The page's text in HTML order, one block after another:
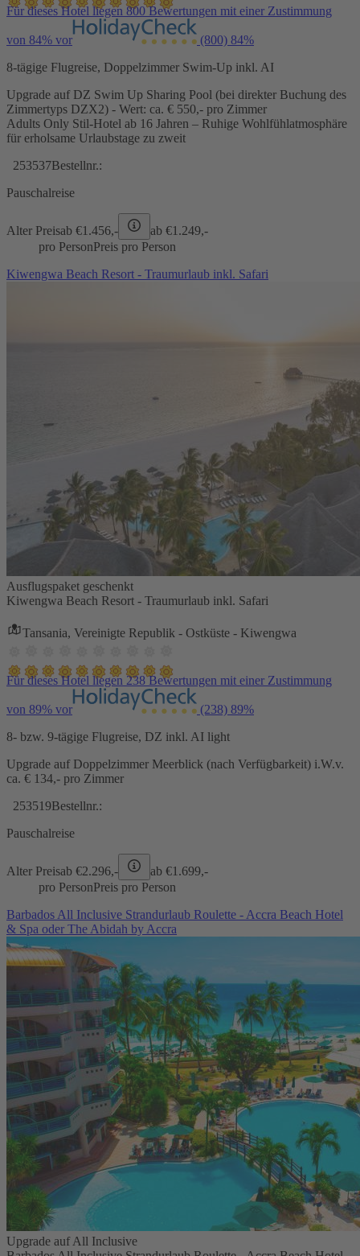
Für dieses Hotel liegen 800 Bewertungen mit einer Zustimmung
von 84% vor (800) 84%
8-tägige Flugreise, Doppelzimmer Swim-Up inkl. AI
Upgrade auf DZ Swim Up Sharing Pool (bei direkter Buchung des
Zimmertyps DZX2) - Wert: ca. € 550,- pro Zimmer
Adults Only Stil-Hotel ab 16 Jahren – Ruhige Wohlfühlatmosphäre
für erholsame Urlaubstage zu zweit
253537Bestellnr.:
Pauschalreise
Alter Preisab €1.456,- ab €1.249,-
pro PersonPreis pro Person
Kiwengwa Beach Resort - Traumurlaub inkl. Safari
Ausflugspaket geschenkt
Kiwengwa Beach Resort - Traumurlaub inkl. Safari
Tansania, Vereinigte Republik - Ostküste - Kiwengwa
Für dieses Hotel liegen 238 Bewertungen mit einer Zustimmung
von 89% vor (238) 89%
8- bzw. 9-tägige Flugreise, DZ inkl. AI light
Upgrade auf Doppelzimmer Meerblick (nach Verfügbarkeit) i.W.v.
ca. € 134,- pro Zimmer
253519Bestellnr.:
Pauschalreise
Alter Preisab €2.296,- ab €1.699,-
pro PersonPreis pro Person
Barbados All Inclusive Strandurlaub Roulette - Accra Beach Hotel
& Spa oder The Abidah by Accra
Upgrade auf All Inclusive